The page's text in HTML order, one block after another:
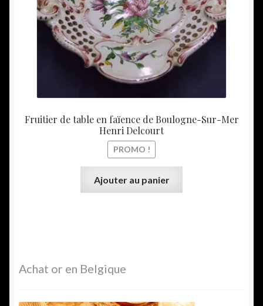
Fruitier de table en faïence de Boulogne-Sur-Mer
Henri Delcourt
PROMO !
Ajouter au panier
Achat or en Belgique